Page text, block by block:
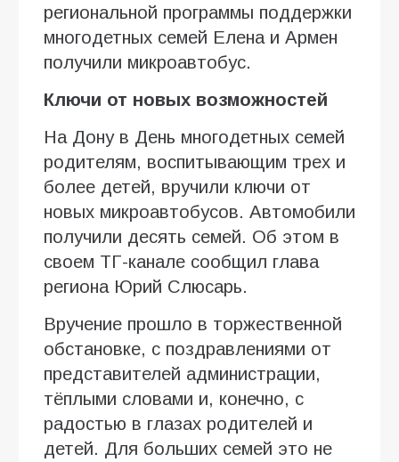
региональной программы поддержки
многодетных семей Елена и Армен
получили микроавтобус.
Ключи от новых возможностей
На Дону в День многодетных семей
родителям, воспитывающим трех и
более детей, вручили ключи от
новых микроавтобусов. Автомобили
получили десять семей. Об этом в
своем ТГ-канале сообщил глава
региона Юрий Слюсарь.
Вручение прошло в торжественной
обстановке, с поздравлениями от
представителей администрации,
тёплыми словами и, конечно, с
радостью в глазах родителей и
детей. Для больших семей это не